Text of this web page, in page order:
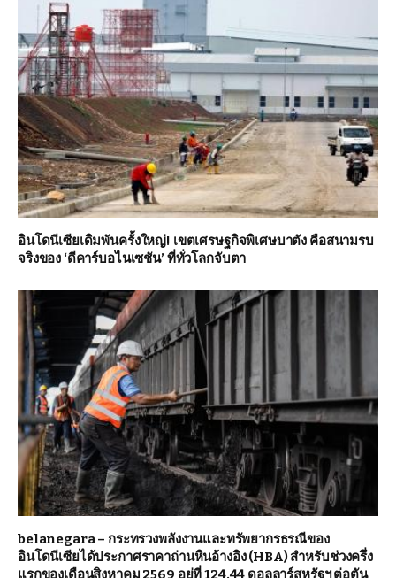
อินโดนีเซียเดิมพันครั้งใหญ่! เขตเศรษฐกิจพิเศษบาตัง คือสนามรบ
จริงของ ‘ดีคาร์บอไนเซชัน’ ที่ทั่วโลกจับตา
belanegara – กระทรวงพลังงานและทรัพยากรธรณีของ
อินโดนีเซียได้ประกาศราคาถ่านหินอ้างอิง (HBA) สำหรับช่วงครึ่ง
แรกของเดือนสิงหาคม 2569 อยู่ที่ 124.44 ดอลลาร์สหรัฐฯ ต่อตัน